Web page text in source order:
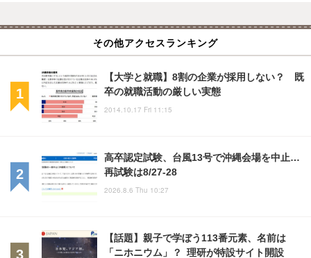
その他アクセスランキング
【大学と就職】8割の企業が採用しない？ 既
卒の就職活動の厳しい実態
2014.10.17 Fri 11:15
高卒認定試験、台風13号で沖縄会場を中止…
再試験は8/27-28
2026.8.6 Thu 10:27
【話題】親子で学ぼう113番元素、名前は
「ニホニウム」？ 理研が特設サイト開設